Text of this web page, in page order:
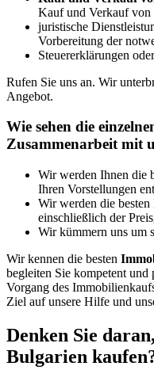
Kauf und Verkauf
juristische
Vorbereitung der
Steuererklärungen
Rufen Sie uns an. Wir
Angebot.
Wie sehen die
Zusammenarbeit mit
Wir werden Ihnen die
Ihren Vorstellungen
Wir werden die
einschließlich der
Wir kümmern uns um
Wir kennen die besten
begleiten Sie kompetent und
Vorgang des
Ziel auf unsere Hilfe und
Denken Sie
Bulgarien